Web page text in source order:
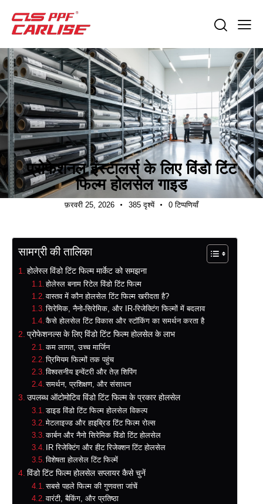
उद्योग समाचार
प्रोफेशनल इंस्टालर्स के लिए विंडो टिंट
फिल्म होलसेल गाइड
फ़रवरी 25, 2026 385 दृश्यें 0 टिप्पणियाँ
सामग्री की तालिका
होलेस्ल विंडो टिंट फिल्म मार्केट को समझना
होलेस्ल बनाम रिटेल विंडो टिंट फिल्म
वास्तव में कौन होलसेल टिंट फिल्म खरीदता है?
सिरेमिक, नैनो-सिरेमिक, और IR-रिजेक्टिंग फिल्मों में बदलाव
कैसे होलसेल टिंट विकास और स्टॉकिंग का समर्थन करता है
प्रोफेशनल्स के लिए विंडो टिंट फिल्म होलसेल के लाभ
कम लागत, उच्च मार्जिन
प्रिमियम फिल्मों तक पहुंच
विश्वसनीय इन्वेंटरी और तेज़ शिपिंग
समर्थन, प्रशिक्षण, और संसाधन
उपलब्ध ऑटोमोटिव विंडो टिंट फिल्म के प्रकार होलसेल
डाइड विंडो टिंट फिल्म होलसेल विकल्प
मेटलाइज्ड और हाइब्रिड टिंट फिल्म रोल्स
कार्बन और नैनो सिरेमिक विंडो टिंट होलसेल
IR रिजेक्टिंग और हीट रिजेक्शन टिंट होलसेल
विशेषता होलसेल टिंट फिल्में
विंडो टिंट फिल्म होलसेल सप्लायर कैसे चुनें
सबसे पहले फिल्म की गुणवत्ता जांचें
वारंटी, बैकिंग, और प्रतिष्ठा